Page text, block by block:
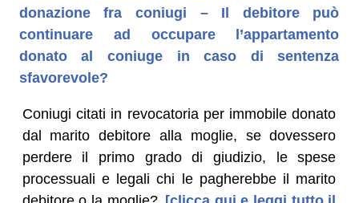
donazione fra coniugi – Il debitore può
continuare ad occupare l’appartamento
donato al coniuge in caso di sentenza
sfavorevole?
Coniugi citati in revocatoria per immobile donato
dal marito debitore alla moglie, se dovessero
perdere il primo grado di giudizio, le spese
processuali e legali chi le pagherebbe il marito